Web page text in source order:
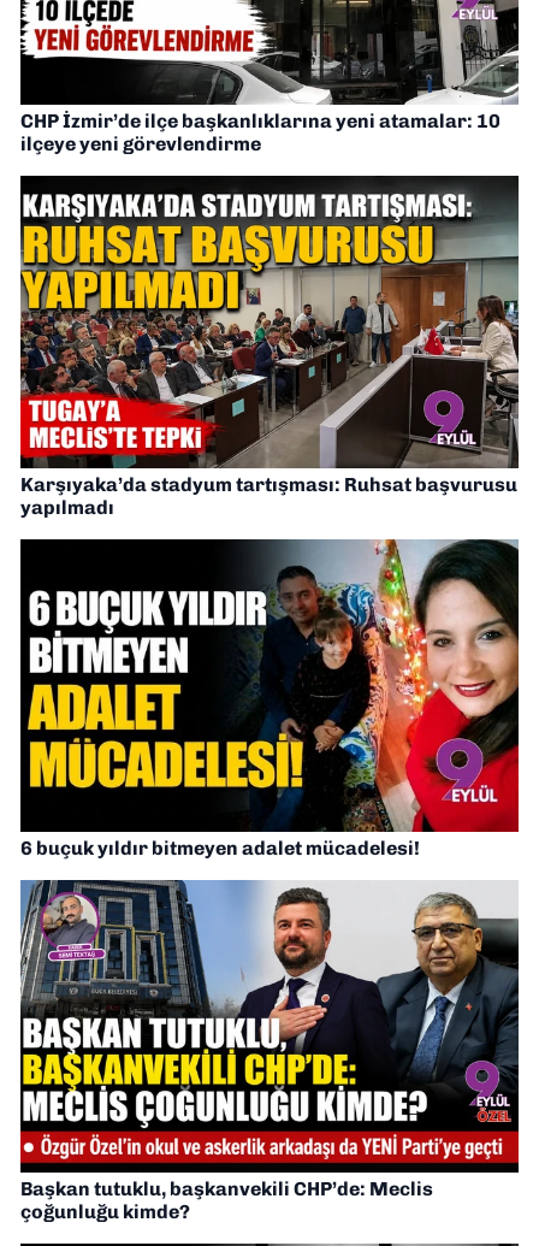
CHP İzmir’de ilçe başkanlıklarına yeni atamalar: 10
ilçeye yeni görevlendirme
Karşıyaka’da stadyum tartışması: Ruhsat başvurusu
yapılmadı
6 buçuk yıldır bitmeyen adalet mücadelesi!
Başkan tutuklu, başkanvekili CHP’de: Meclis
çoğunluğu kimde?